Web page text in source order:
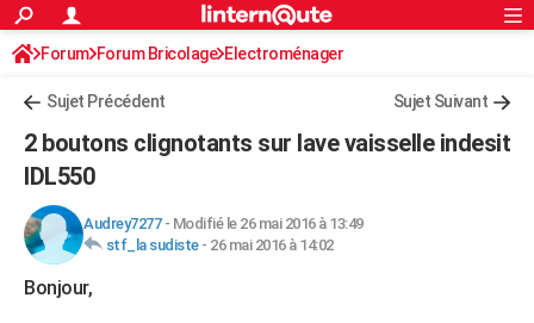
ACTUALITÉS
Politique
Société
Faits Divers
Education
Monde
Villes
+
Programme TV
TNTStreaming
Cinéma
Sorties cinéma
Musique
+FINANCE
Retraite
Impôts
Epargne
Immobilier
Risques naturels par ville
Banque
Assurance
Crédit
AUTO
Essais
Réserver un essai
Citadines
Berlines
SUV
Forum auto
HIGH-TECH
S'inscrire
Connexion
Forum Forum Bricolage Electroménager
Sujet Précédent Sujet Suivant
2 boutons clignotants sur lave vaisselle indesit
IDL550
Audrey7277- Modifié le 26 mai 2016 à 13:49
stf_la sudiste- 26 mai 2016 à 14:02
Bonjour,